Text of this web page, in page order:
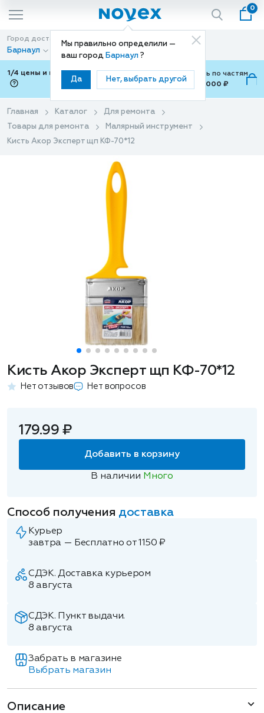
Мы правильно определили —
ваш город Барнаул ?
Да Нет, выбрать другой
0
Город доставки
Барнаул
Способ доставки
Доставка
1/4 цены и покупки ваши с Подели
Можно оплатить по частям
от 700 ₽ до 15,000 ₽
Главная Каталог
Для ремонта
Товары для ремонта
Малярный инструмент
Кисть Акор Эксперт щп КФ-70*12
Кисть Акор Эксперт щп КФ-70*12
Нет отзывов Нет вопросов
179.99 ₽
Добавить в корзину
В наличии Много
Способ получения доставка
Курьер
завтра — Бесплатно от 1150 ₽
СДЭК. Доставка курьером
8 августа
СДЭК. Пункт выдачи.
8 августа
Забрать в магазине
Выбрать магазин
Описание